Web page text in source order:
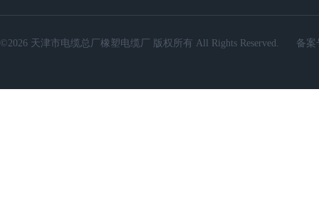
©2026 天津市电缆总厂橡塑电缆厂 版权所有 All Rights Reserved. 备案